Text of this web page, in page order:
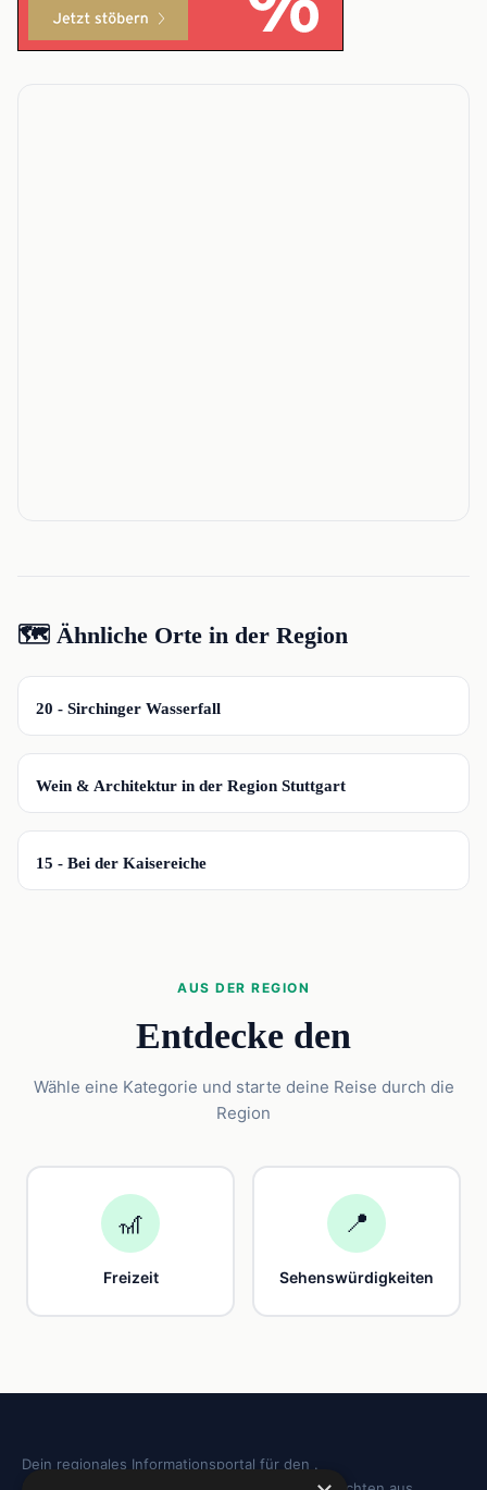
🗺️ Ähnliche Orte in der Region
📍
20 - Sirchinger Wasserfall
📍
Wein & Architektur in der Region Stuttgart
📍
15 - Bei der Kaisereiche
AUS DER REGION
Entdecke den
Wähle eine Kategorie und starte deine Reise durch die
Region
🎢
Freizeit
📍
Sehenswürdigkeiten
Dein regionales Informationsportal für den .